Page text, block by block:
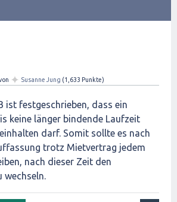
✦ Susanne Jung (1,633 Punkte)
ist festgeschrieben, dass ein
keine länger bindende Laufzeit
darf. Somit sollte es nach
trotz Mietvertrag jedem
nach dieser Zeit den
wechseln.